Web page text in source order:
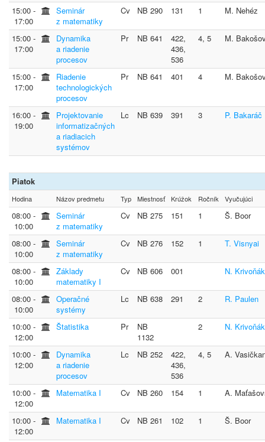
15:00 ‐
17:00
Seminár
z matematiky
Cv NB 290 131 1 M. Nehéz
15:00 ‐
17:00
Dynamika
a riadenie
procesov
Pr NB 641
422,
436,
536
4, 5 M.
15:00 ‐
17:00
Riadenie
technologických
procesov
Pr NB 641 401 4 M.
16:00 ‐
19:00
Projektovanie
informatizačných
a riadiacich
systémov
Lc NB 639 391 3 P. Bakaráč
Piatok
Hodina Názov predmetu Typ Miestnosť Krúžok Ročník Vyučujúci
08:00 ‐
10:00
Seminár
z matematiky
Cv NB 275 151 1 Š. Boor
08:00 ‐
10:00
Seminár
z matematiky
Cv NB 276 152 1 T. Visnyai
08:00 ‐
10:00
Základy
matematiky I
Cv NB 606 001 N.
08:00 ‐
10:00
Operačné
systémy
Lc NB 638 291 2 R. Paulen
10:00 ‐
12:00
Štatistika Pr
NB
1132
2 N.
10:00 ‐
12:00
Dynamika
a riadenie
procesov
Lc NB 252
422,
436,
536
4, 5 A.
10:00 ‐
12:00
Matematika I Cv NB 260 154 1 A.
10:00 ‐
12:00
Matematika I Cv NB 261 102 1 Š. Boor